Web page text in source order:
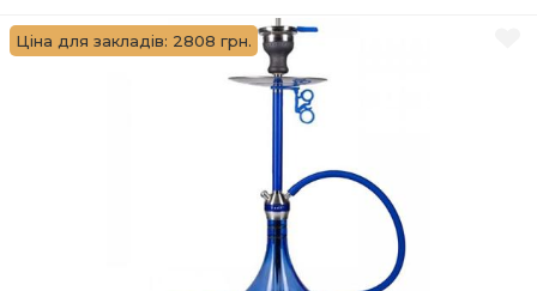
Ціна для закладів: 2808 грн.